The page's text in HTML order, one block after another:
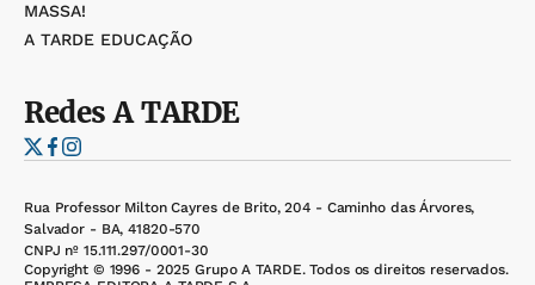
MASSA!
A TARDE EDUCAÇÃO
RedesA TARDE
Rua Professor Milton Cayres de Brito, 204 - Caminho das Árvores,
Salvador - BA, 41820-570
CNPJ nº 15.111.297/0001-30
Copyright © 1996 - 2025 Grupo A TARDE. Todos os direitos reservados.